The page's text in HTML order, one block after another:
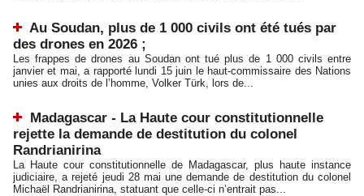
Au Soudan, plus de 1 000 civils ont été tués par
des drones en 2026 ;
Les frappes de drones au Soudan ont tué plus de 1 000 civils entre
janvier et mai, a rapporté lundi 15 juin le haut-commissaire des Nations
unies aux droits de l’homme, Volker Türk, lors de...
Madagascar - La Haute cour constitutionnelle
rejette la demande de destitution du colonel
Randrianirina
La Haute cour constitutionnelle de Madagascar, plus haute instance
judiciaire, a rejeté jeudi 28 mai une demande de destitution du colonel
Michaël Randrianirina, statuant que celle-ci n’entrait pas...